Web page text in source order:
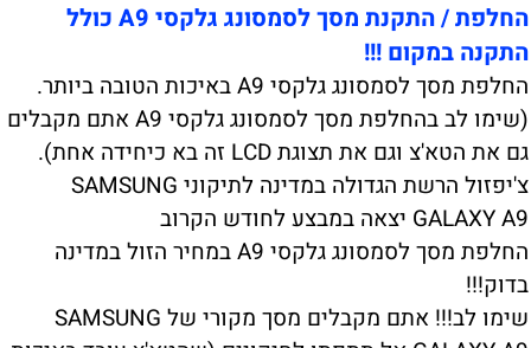
החלפת / התקנת מסך לסמסונג גלקסי A9 כולל
התקנה במקום !!!
החלפת מסך לסמסונג גלקסי A9 באיכות הטובה ביותר.
(שימו לב בהחלפת מסך לסמסונג גלקסי A9 אתם מקבלים
גם את הטא'צ וגם את תצוגת LCD זה בא כיחידה אחת).
צ'יפזול הרשת הגדולה במדינה לתיקוני SAMSUNG
GALAXY A9 יצאה במבצע לחודש הקרוב
החלפת מסך לסמסונג גלקסי A9 במחיר הזול במדינה
בדוק!!!
שימו לב!!! אתם מקבלים מסך מקורי של SAMSUNG